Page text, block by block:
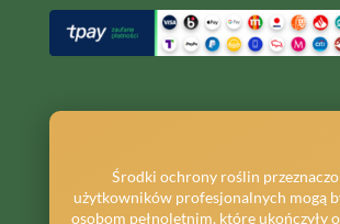
Środki ochrony roślin
użytkowników profesjonalnych mogą
osobom pełnoletnim, które ukończyły